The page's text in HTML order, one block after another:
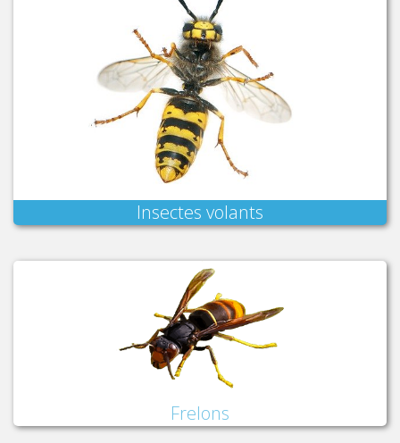
Insectes volants
Frelons